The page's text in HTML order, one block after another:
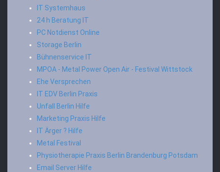
IT Systemhaus
24 h Beratung IT
PC Notdienst Online
Storage Berlin
Bühnenservice IT
MPOA - Metal Power Open Air - Festival Wittstock
Ehe Versprechen
IT EDV Berlin Praxis
Unfall Berlin Hilfe
Marketing Praxis Hilfe
IT Ärger ? Hilfe
Metal Festival
Physiotherapie Praxis Berlin Brandenburg Potsdam
Email Server Hilfe